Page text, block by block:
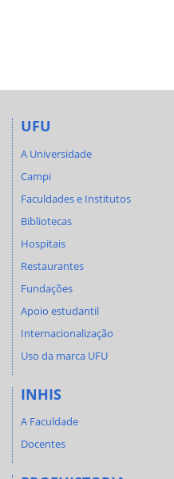
UFU
A Universidade
Campi
Faculdades e Institutos
Bibliotecas
Hospitais
Restaurantes
Fundações
Apoio estudantil
Internacionalização
Uso da marca UFU
INHIS
A Faculdade
Docentes